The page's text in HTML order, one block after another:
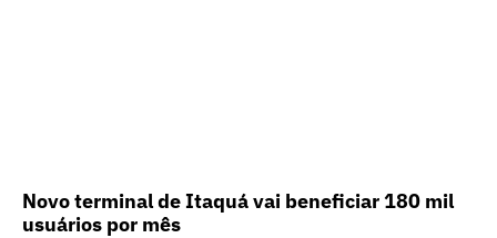
Novo terminal de Itaquá vai beneficiar 180 mil
usuários por mês